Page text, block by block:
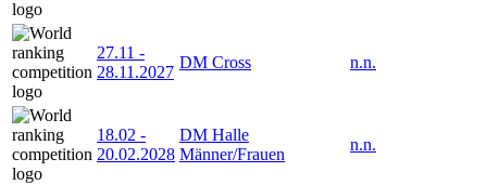
27.11 -
28.11.2027
DM Cross n.n.
18.02 -
20.02.2028
DM Halle
Männer/Frauen
n.n.